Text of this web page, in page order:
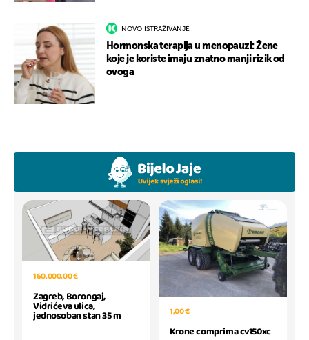
NOVO ISTRAŽIVANJE
Hormonska terapija u menopauzi: Žene
koje je koriste imaju znatno manji rizik od
ovoga
160.000,00 €
Zagreb, Borongaj,
Vidrićeva ulica,
jednosoban stan 35 m 1,00 €
Krone comprima cv150xc